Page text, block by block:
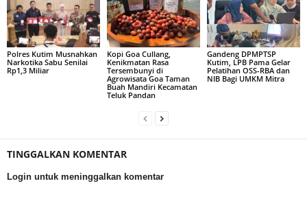
Polres Kutim Musnahkan
Narkotika Sabu Senilai
Rp1,3 Miliar
Kopi Goa Cullang,
Kenikmatan Rasa
Tersembunyi di
Agrowisata Goa Taman
Buah Mandiri Kecamatan
Teluk Pandan
Gandeng DPMPTSP
Kutim, LPB Pama Gelar
Pelatihan OSS-RBA dan
NIB Bagi UMKM Mitra
TINGGALKAN KOMENTAR
Login untuk meninggalkan komentar